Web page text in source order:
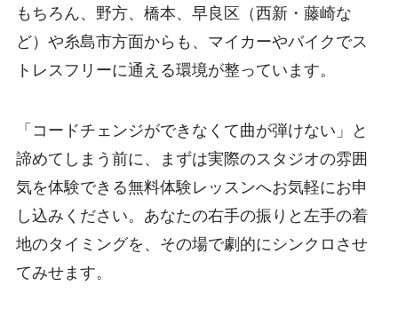
もちろん、野方、橋本、早良区（西新・藤崎な
ど）や糸島市方面からも、マイカーやバイクでス
トレスフリーに通える環境が整っています。
「コードチェンジができなくて曲が弾けない」と
諦めてしまう前に、まずは実際のスタジオの雰囲
気を体験できる無料体験レッスンへお気軽にお申
し込みください。あなたの右手の振りと左手の着
地のタイミングを、その場で劇的にシンクロさせ
てみせます。